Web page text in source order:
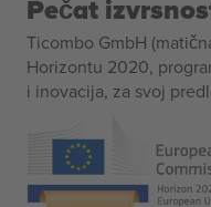
Pečat
Ticombo GmbH
Horizontu 2020,
i inovacija, za svoj